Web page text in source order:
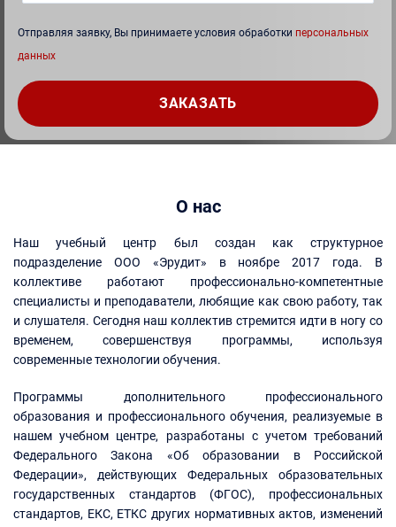
Отправляя заявку, Вы принимаете условия обработки персональных
данных
О нас
Наш учебный центр был создан как структурное
подразделение ООО «Эрудит» в ноябре 2017 года. В
коллективе работают профессионально-компетентные
специалисты и преподаватели, любящие как свою работу, так
и слушателя. Сегодня наш коллектив стремится идти в ногу со
временем, совершенствуя программы, используя
современные технологии обучения.
Программы дополнительного профессионального
образования и профессионального обучения, реализуемые в
нашем учебном центре, разработаны с учетом требований
Федерального Закона «Об образовании в Российской
Федерации», действующих Федеральных образовательных
государственных стандартов (ФГОС), профессиональных
стандартов, ЕКС, ЕТКС других нормативных актов, изменений